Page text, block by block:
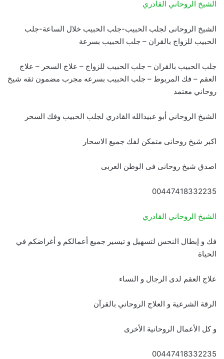
الشيخ الروحاني القادري
الشيخ الروحانى لجلب الحبيب-جلب الحبيب خلال الساعة-جلب
الحبيب للزواج بالقران – جلب الحبيب بسرعة
جلب الحبيب بالقران – جلب الحبيب للزواج – علاج السحر – علاج
العقم – فك المربوط – جلب الحبيب بسرعه مجرب مضمون ثقه شيخ
روحاني معتمد
الشيخ الروحاني أبو عبيدالله القادري لجلب الحبيب وفك السحر
اكبر شيخ روحانى متمكن لفك جميع الاسحار
اصدق شيخ روحانى فى الوطن العربى
00447418332235
الشيخ الروحاني القادري
فك و إبطال النحس لتسهيل و تيسير جميع أعمالكم و أغراضكم في
الحياة
علاج العقم لدى الرجال و النساء
الرقة الشرعية و العلاج الروحاني بالقرآن
و كل الأعمال الروحانية الأخرى
00447418332235